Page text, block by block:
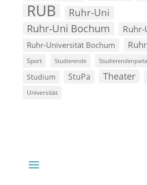
RUB Ruhr-Uni
Ruhr-Uni Bochum
Ruhr-Universität Bochum
Sport Studierende
Studium StuPa Theater
Universität